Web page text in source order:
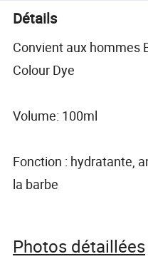
Détails
Convient aux hommes
Colour Dye
Volume: 100ml
Fonction : hydratante,
la barbe
Photos détaillées